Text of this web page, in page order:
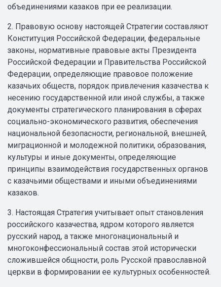
объединениями казаков при ее реализации.
2. Правовую основу настоящей Стратегии составляют
Конституция Российской Федерации, федеральные
законы, нормативные правовые акты Президента
Российской Федерации и Правительства Российской
Федерации, определяющие правовое положение
казачьих обществ, порядок привлечения казачества к
несению государственной или иной службы, а также
документы стратегического планирования в сферах
социально-экономического развития, обеспечения
национальной безопасности, региональной, внешней,
миграционной и молодежной политики, образования,
культуры и иные документы, определяющие
принципы взаимодействия государственных органов
с казачьими обществами и иными объединениями
казаков.
3. Настоящая Стратегия учитывает опыт становления
российского казачества, ядром которого является
русский народ, а также многонациональный и
многоконфессиональный состав этой исторически
сложившейся общности, роль Русской православной
церкви в формировании ее культурных особенностей.